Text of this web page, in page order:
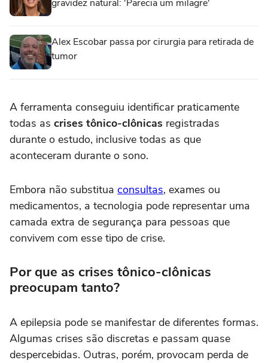
gravidez natural: 'Parecia um milagre'
Alex Escobar passa por cirurgia para retirada de
tumor
A ferramenta conseguiu identificar praticamente
todas as crises tônico-clônicas registradas
durante o estudo, inclusive todas as que
aconteceram durante o sono.
Embora não substitua consultas, exames ou
medicamentos, a tecnologia pode representar uma
camada extra de segurança para pessoas que
convivem com esse tipo de crise.
Por que as crises tônico-clônicas
preocupam tanto?
A epilepsia pode se manifestar de diferentes formas.
Algumas crises são discretas e passam quase
despercebidas. Outras, porém, provocam perda de